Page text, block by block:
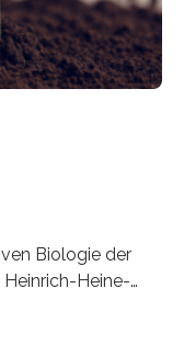
Biologie der
Heine-
auf